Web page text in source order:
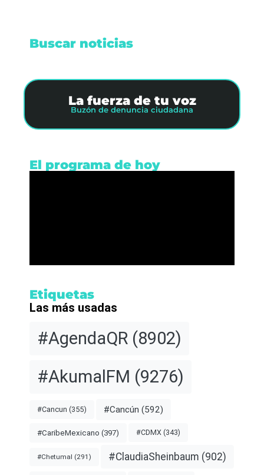
Buscar noticias
La fuerza de tu voz
Buzón de denuncia ciudadana
El programa de hoy
Etiquetas
Las más usadas
#AgendaQR (8902)
#AkumalFM (9276)
#Cancun (355) #Cancún (592)
#CaribeMexicano (397) #CDMX (343)
#Chetumal (291) #ClaudiaSheinbaum (902)